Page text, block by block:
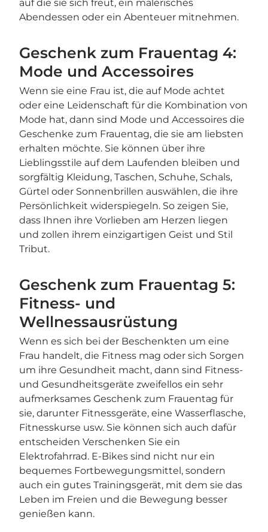
auf die sie sich freut, ein malerisches
Abendessen oder ein Abenteuer mitnehmen.
Geschenk zum Frauentag 4:
Mode und Accessoires
Wenn sie eine Frau ist, die auf Mode achtet
oder eine Leidenschaft für die Kombination von
Mode hat, dann sind Mode und Accessoires die
Geschenke zum Frauentag, die sie am liebsten
erhalten möchte. Sie können über ihre
Lieblingsstile auf dem Laufenden bleiben und
sorgfältig Kleidung, Taschen, Schuhe, Schals,
Gürtel oder Sonnenbrillen auswählen, die ihre
Persönlichkeit widerspiegeln. So zeigen Sie,
dass Ihnen ihre Vorlieben am Herzen liegen
und zollen ihrem einzigartigen Geist und Stil
Tribut.
Geschenk zum Frauentag 5:
Fitness- und
Wellnessausrüstung
Wenn es sich bei der Beschenkten um eine
Frau handelt, die Fitness mag oder sich Sorgen
um ihre Gesundheit macht, dann sind Fitness-
und Gesundheitsgeräte zweifellos ein sehr
aufmerksames Geschenk zum Frauentag für
sie, darunter Fitnessgeräte, eine Wasserflasche,
Fitnesskurse usw. Sie können sich auch dafür
entscheiden Verschenken Sie ein
Elektrofahrrad. E-Bikes sind nicht nur ein
bequemes Fortbewegungsmittel, sondern
auch ein gutes Trainingsgerät, mit dem sie das
Leben im Freien und die Bewegung besser
genießen kann.